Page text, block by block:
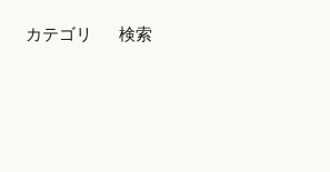
カテゴリ 検索